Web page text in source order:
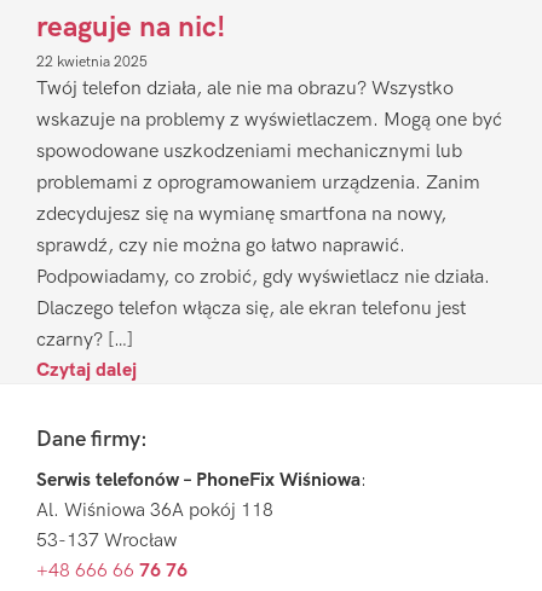
reaguje na nic!
22 kwietnia 2025
Twój telefon działa, ale nie ma obrazu? Wszystko
wskazuje na problemy z wyświetlaczem. Mogą one być
spowodowane uszkodzeniami mechanicznymi lub
problemami z oprogramowaniem urządzenia. Zanim
zdecydujesz się na wymianę smartfona na nowy,
sprawdź, czy nie można go łatwo naprawić.
Podpowiadamy, co zrobić, gdy wyświetlacz nie działa.
Dlaczego telefon włącza się, ale ekran telefonu jest
czarny? […]
Czytaj dalej
FooterDane firmy:
Serwis telefonów – PhoneFix Wiśniowa:
Al. Wiśniowa 36A pokój 118
53-137 Wrocław
+48 666 66 76 76